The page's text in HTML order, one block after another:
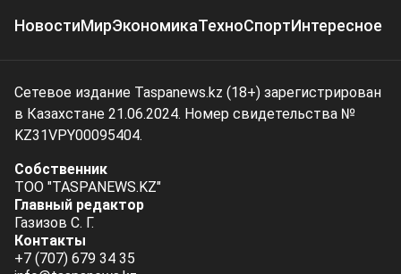
НовостиМирЭкономикаТехноСпортИнтересное
Сетевое издание Taspanews.kz (18+) зарегистрирован
в Казахстане 21.06.2024. Номер свидетельства №
KZ31VPY00095404.
Собственник
ТОО "TASPANEWS.KZ"
Главный редактор
Газизов С. Г.
Контакты
+7 (707) 679 34 35